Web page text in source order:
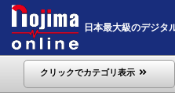
日本最大級のデジタ
クリックでカテゴリ表示